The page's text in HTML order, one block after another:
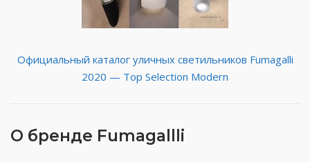
Официальный каталог уличных светильников Fumagalli
2020 — Top Selection Modern
О бренде Fumagallli